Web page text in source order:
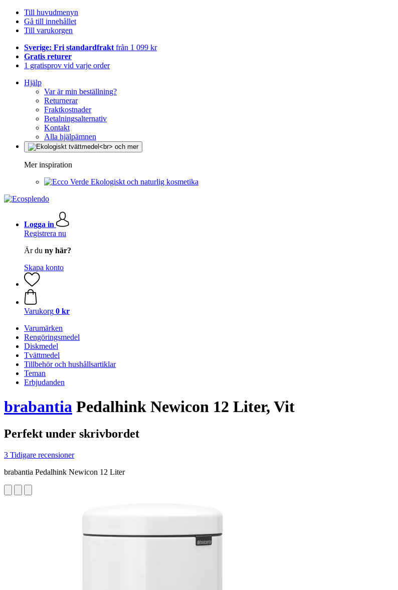
Till huvudmenyn
Gå till innehållet
Till varukorgen
Sverige: Fri standardfrakt från 1 099 kr
Gratis returer
1 gratisprov vid varje order
Hjälp
Var är min beställning?
Returnerar
Fraktkostnader
Betalningsalternativ
Kontakt
Alla hjälpämnen
Mer inspiration
Ekologiskt och naturlig kosmetika
Logga in
Registrera nu
Är du ny här?
Skapa konto
Varukorg 0 kr
Varumärken
Rengöringsmedel
Diskmedel
Tvättmedel
Tillbehör och hushållsartiklar
Teman
Erbjudanden
brabantia Pedalhink Newicon 12 Liter, Vit
Perfekt under skrivbordet
3 Tidigare recensioner
brabantia Pedalhink Newicon 12 Liter